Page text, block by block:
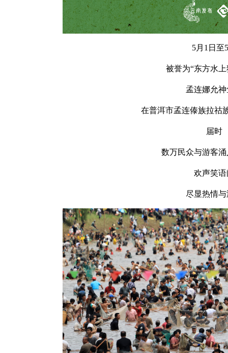
5月1日至
被誉为“东方水
孟连娜允
在普洱市孟连傣族拉祜
届时
数万民众与游客
欢声笑
尽显热情